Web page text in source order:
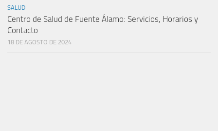
SALUD
Centro de Salud de Fuente Álamo: Servicios, Horarios y
Contacto
18 DE AGOSTO DE 2024